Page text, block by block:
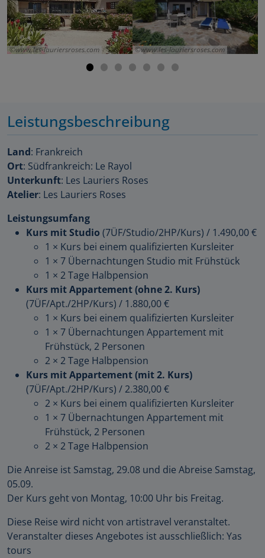
www.les-lauriersroses.com www.les-lauriersroses.com
Leistungsbeschreibung
Land: Frankreich
Ort: Südfrankreich: Le Rayol
Unterkunft: Les Lauriers Roses
Atelier: Les Lauriers Roses
Leistungsumfang
Kurs mit Studio (7ÜF/Studio/2HP/Kurs) / 1.490,00 €
1 × Kurs bei einem qualifizierten Kursleiter
1 × 7 Übernachtungen Studio mit Frühstück
1 × 2 Tage Halbpension
Kurs mit Appartement (ohne 2. Kurs)
(7ÜF/Apt./2HP/Kurs) / 1.880,00 €
1 × Kurs bei einem qualifizierten Kursleiter
1 × 7 Übernachtungen Appartement mit
Frühstück, 2 Personen
2 × 2 Tage Halbpension
Kurs mit Appartement (mit 2. Kurs)
(7ÜF/Apt./2HP/Kurs) / 2.380,00 €
2 × Kurs bei einem qualifizierten Kursleiter
1 × 7 Übernachtungen Appartement mit
Frühstück, 2 Personen
2 × 2 Tage Halbpension
Die Anreise ist Samstag, 29.08 und die Abreise Samstag,
05.09.
Der Kurs geht von Montag, 10:00 Uhr bis Freitag.
Diese Reise wird nicht von artistravel veranstaltet.
Veranstalter dieses Angebotes ist ausschließlich: Yas
tours